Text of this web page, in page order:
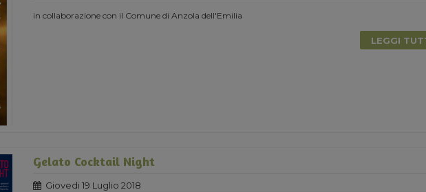
in collaborazione con il Comune di Anzola dell'Emilia
LEGGI
Gelato Cocktail Night
Giovedi 19 Luglio 2018